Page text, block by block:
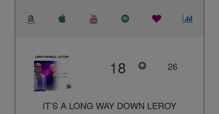
18 26
IT’S A LONG WAY DOWN LEROY